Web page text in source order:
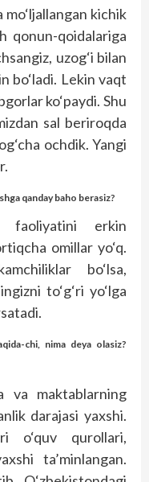
kichik
qonun-qoidalariga
uzog‘i bilan
bo‘ladi. Lekin vaqt
ko‘paydi. Shu
sal beriroqda
ochdik. Yangi
qanday baho berasiz?
faoliyatini erkin
omillar yo‘q.
bo‘lsa,
to‘g‘ri yo‘lga
chi, nima deya olasiz?
va maktablarning
darajasi yaxshi.
o‘quv qurollari,
ta’minlangan.